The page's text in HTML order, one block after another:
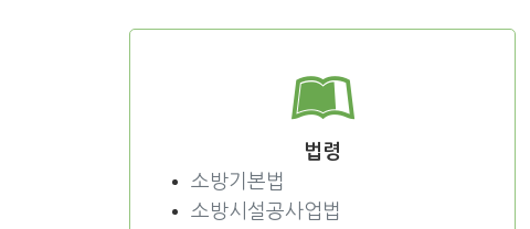
법령
소방기본법
소방시설공사업법